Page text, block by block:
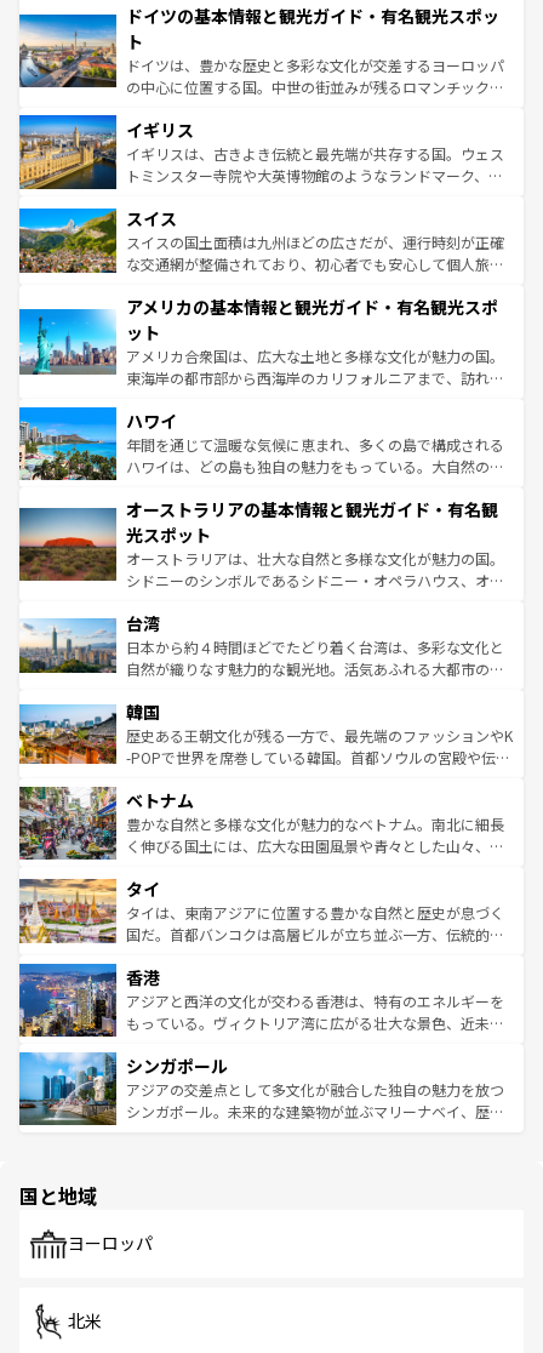
せる。地方によって風土や気候が異なるスペインはその個
ンテンツ一覧 を参照してほしい。
で、幅広い魅力が詰まっている。華麗な宮殿、歴史的な大
聖堂、美しいビーチ、そして豊かな自然が、訪れる者を心
から魅了する。また、フランスは美食の国としても知ら
れ、フランス料理はユネスコ無形文化遺産にも登録されて
香り高いラベンダー畑など、多彩な楽しみ方が可能だ。さ
らに、パリ以外の地域にも魅力が溢れており、どの街角に
も豊かな歴史と文化が息づいている。パリ以外の個性あふ
を参照してほしい。
ドイツの基本情報と観光ガイド・有名観光スポッ
ト
ドイツは、豊かな歴史と多彩な文化が交差するヨーロッパ
の中心に位置する国。中世の街並みが残るロマンチック街
顔を持つこの国は、どこを歩いても飽きることがない。ベ
ルリンの文化的活気、バイエルン州のアルプスの絶景、そ
してライン川沿いのワイン畑といった風景は必見。ビール
は、お酒好きな人にはぜひ体験してほしい。 なお、新着の
ドイツ情報はコンテンツ一覧を参照してほしい。
イギリス
イギリスは、古きよき伝統と最先端が共存する国。ウェス
トミンスター寺院や大英博物館のようなランドマーク、歴
リアごとに異なる魅力がある。また、優雅なアフタヌーン
ティー、ビール好きにはたまらない英国パブ、サッカー観
戦など、本場だからこそできる体験も豊富。イギリスを旅
ンツ一覧を参照してほしい。
スイス
スイスの国土面積は九州ほどの広さだが、運行時刻が正確
な交通網が整備されており、初心者でも安心して個人旅行
の建物がそのまま残る町や、スイスならではのユニークな
博物館もあり、アルプス観光だけでなく町歩きも満喫する
ことができる。国民の所得が高いため物価も高いが、旅行
者向けの交通パス提供のサービスもあり、うまく活用すれ
着のスイス情報は
アメリカの基本情報と観光ガイド・有名観光スポ
ット
アメリカ合衆国は、広大な土地と多様な文化が魅力の国。
東海岸の都市部から西海岸のカリフォルニアまで、訪れる
のような巨大都市は、観光、ショッピング、エンターテイ
ンメントが詰まった刺激的なスポットだ。一方、アメリカ
西部には大自然が広がり、グランドキャニオンやイエロー
部のニューオーリンズでは、音楽と美食が融合した独特の
文化が魅力。旅行者はアメリカの各地域で異なる魅力を楽
しみながら、その多様性と豊かな歴史を感じることができ
るだろう。車でのロードトリップや列車の旅も、アメリカ
情報は
ハワイ
年間を通じて温暖な気候に恵まれ、多くの島で構成される
ハワイは、どの島も独自の魅力をもっている。大自然の神
ワイ島は見逃せない。また、定番の観光地といえばオアフ
島だが、静かな自然を求めるならマウイ島やカウアイ島が
おすすめ。エメラルドグリーンに輝く海をはじめ、豊かな
文化や歴史が息づいている。「アロハスピリット」と呼ば
人々、おいしいローカルフードやハワイアンミュージッ
ク、伝統的なフラダンスなど、すべてがハワイの魅力を彩
っている。訪れるたびに新しい発見と感動が待っているハ
はコンテンツ一覧
オーストラリアの基本情報と観光ガイド・有名観
光スポット
オーストラリアは、壮大な自然と多様な文化が魅力の国。
シドニーのシンボルであるシドニー・オペラハウス、オー
リアリーフや大陸中央部にそびえるウルル（エアーズロッ
ク）、タスマニアの美しい原生林やケアンズの熱帯雨林な
ど、見どころがたくさん。また、カフェやワイン、オージ
いる。アクティビティも充実しており、サーフィンやダイ
ビング、ハイキングなど、アウトドア好きにはたまらな
い。オーストラリアの多彩な魅力を存分に味わいつくそ
参照してほしい。
台湾
日本から約４時間ほどでたどり着く台湾は、多彩な文化と
自然が織りなす魅力的な観光地。活気あふれる大都市の台
ン）、静ひつな山岳地帯である台湾東部など、都市の喧騒
と山間の静けさが共存しており、訪れる人に新しい発見と
驚きをもたらしてくれる。また、奥深い台湾の食文化も魅
容にもいいと評判のスイーツなど、バラエティ豊かな料理
が味わえる。 なお、新着の台湾情報は コンテンツ一覧を参
照してほしい。
韓国
歴史ある王朝文化が残る一方で、最先端のファッションやK
-POPで世界を席巻している韓国。首都ソウルの宮殿や伝統
き、地方に足を延ばせば四季折々の自然美を楽しむことが
できる。そして、キムチや焼肉、絶品のストリートフード
まで、さまざまな韓国料理が待っている。夜には、韓国な
リティに包まれながら、韓国の多彩な魅力を心ゆくまで味
わってみてほしい。 なお、新着の韓国情報はコンテンツ一
覧を参照してほしい。
ベトナム
豊かな自然と多様な文化が魅力的なベトナム。南北に細長
く伸びる国土には、広大な田園風景や青々とした山々、世
急速な発展と共に伝統が息づく。ハノイの古い町並みやホ
ーチミン市のフランス統治時代の建物も、独特の雰囲気を
醸し出している。また、バラエティの豊かさとおいしさで
とつ。フォーやバインミー、ベトナムコーヒーなどは、ぜ
ひ現地で味わいたい。どの地域を訪れてもあたたかい人々
が旅行者を迎えてくれるので、きっと忘れられない旅にな
参照してほしい。
タイ
タイは、東南アジアに位置する豊かな自然と歴史が息づく
国だ。首都バンコクは高層ビルが立ち並ぶ一方、伝統的な
の活気が交差している。北部ではチェンマイなどの山岳地
帯で自然と触れ合い、南部ではプーケットやクラビの美し
いビーチでリゾート気分を楽しむことができる。タイ料理
激する。気候は一年中温暖で、どの季節にも異なる楽しみ
が待っている。親しみやすいタイの人々、仏教を中心とし
た文化、そして多様な観光資源が、訪れる旅人を魅了し続
香港
アジアと西洋の文化が交わる香港は、特有のエネルギーを
もっている。ヴィクトリア湾に広がる壮大な景色、近未来
み、どこを訪れても感動するはず。観光スポットが密集し
ており、効率よく見どころを回れるのも魅力。息をのむよ
うな絶景から文化的な体験まで、香港を存分に楽しみ尽く
シンガポール
アジアの交差点として多文化が融合した独自の魅力を放つ
シンガポール。未来的な建築物が並ぶマリーナベイ、歴史
で、ホーカーズは地元の風情を楽しめる外せないスポット
国と地域
ヨーロッパ
北米